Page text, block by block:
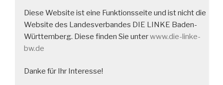
Diese Website ist eine Funktionsseite und ist nicht die
Website des Landesverbandes DIE LINKE Baden-
Württemberg. Diese finden Sie unterwww.die-linke-
bw.de
Danke für Ihr Interesse!